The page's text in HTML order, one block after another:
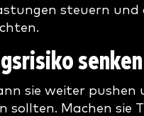
steuern
senken
sie weiter pushen
sollten. Machen sie